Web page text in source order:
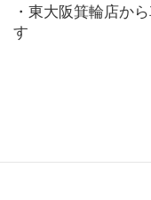
・東大阪箕輪店か
す